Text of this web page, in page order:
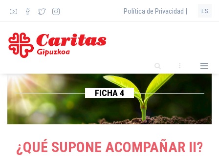
principal
Política de Privacidad | ES
FICHA 4
¿QUÉ SUPONE ACOMPAÑAR II?